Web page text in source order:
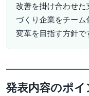
改善を掛け合わせ
づくり企業をチー
変革を目指す方針で
発表内容のポイ